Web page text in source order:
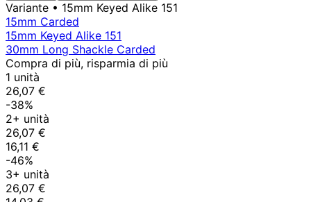
Variante • 15mm Keyed Alike 151
15mm Carded
15mm Keyed Alike 151
30mm Long Shackle Carded
Compra di più, risparmia di più
1 unità
26,07 €
-38%
2+ unità
26,07 €
16,11 €
-46%
3+ unità
26,07 €